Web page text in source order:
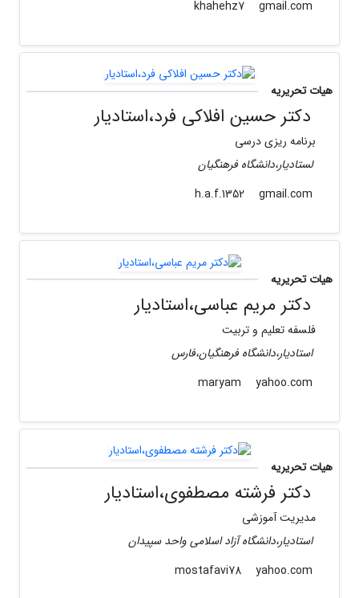
gmail.com
هیات تحریریه
دکتر حسین افلاکی فرد،استادیار
برنامه ریزی درسی
لستادیار،دانشگاه فرهنگیان
gmail.com
هیات تحریریه
دکتر مریم عباسی،استادیار
فلسفه تعلیم و تربیت
استادیار،دانشگاه فرهنگیان،فارس
yahoo.com
هیات تحریریه
دکتر فرشته مصطفوی،استادیار
مدیریت آموزشی
استادیار،دانشگاه آزاد اسلامی واحد سپیدان
yahoo.com